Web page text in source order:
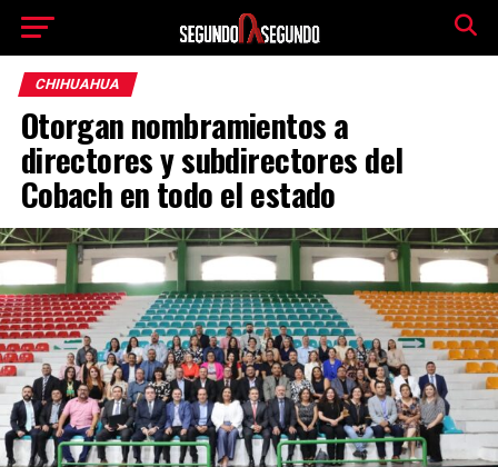
CHIHUAHUA
Otorgan nombramientos a
directores y subdirectores del
Cobach en todo el estado